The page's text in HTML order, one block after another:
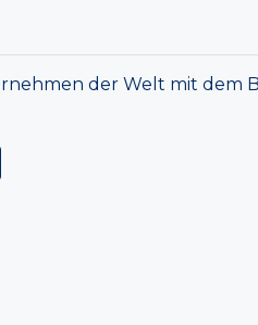
der Welt mit dem